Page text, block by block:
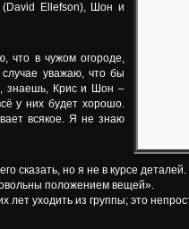
Ellefson), Шон и
что в чужом огороде,
уважаю, что бы
знаешь, Крис и Шон –
у них будет хорошо.
всякое. Я не знаю
сказать, но я не в курсе
положением вещей».
лет уходить из группы; это